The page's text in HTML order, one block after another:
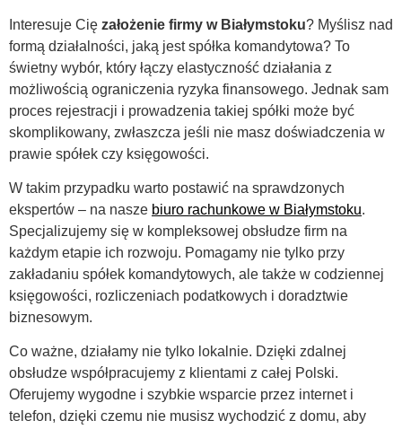
Interesuje Cię założenie firmy w Białymstoku? Myślisz nad
formą działalności, jaką jest spółka komandytowa? To
świetny wybór, który łączy elastyczność działania z
możliwością ograniczenia ryzyka finansowego. Jednak sam
proces rejestracji i prowadzenia takiej spółki może być
skomplikowany, zwłaszcza jeśli nie masz doświadczenia w
prawie spółek czy księgowości.
W takim przypadku warto postawić na sprawdzonych
ekspertów – na nasze biuro rachunkowe w Białymstoku.
Specjalizujemy się w kompleksowej obsłudze firm na
każdym etapie ich rozwoju. Pomagamy nie tylko przy
zakładaniu spółek komandytowych, ale także w codziennej
księgowości, rozliczeniach podatkowych i doradztwie
biznesowym.
Co ważne, działamy nie tylko lokalnie. Dzięki zdalnej
obsłudze współpracujemy z klientami z całej Polski.
Oferujemy wygodne i szybkie wsparcie przez internet i
telefon, dzięki czemu nie musisz wychodzić z domu, aby